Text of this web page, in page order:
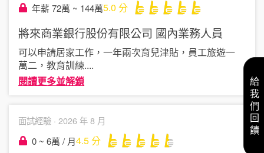
年薪 72萬 ~ 144萬5.0 分
將來商業銀行股份有限公司 國內業務人員
可以申請居家工作，一年兩次育兒津貼，員工旅遊一
萬二，教育訓練....
閱讀更多並解鎖
面試經驗 · 2026 年 8 月
0 ~ 6萬 / 月4.5分
給我們回饋